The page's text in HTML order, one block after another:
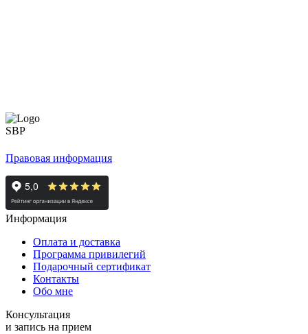
Правовая информация
Информация
Оплата и доставка
Программа привилегий
Подарочный сертификат
Контакты
Обо мне
Консультация
и запись на прием